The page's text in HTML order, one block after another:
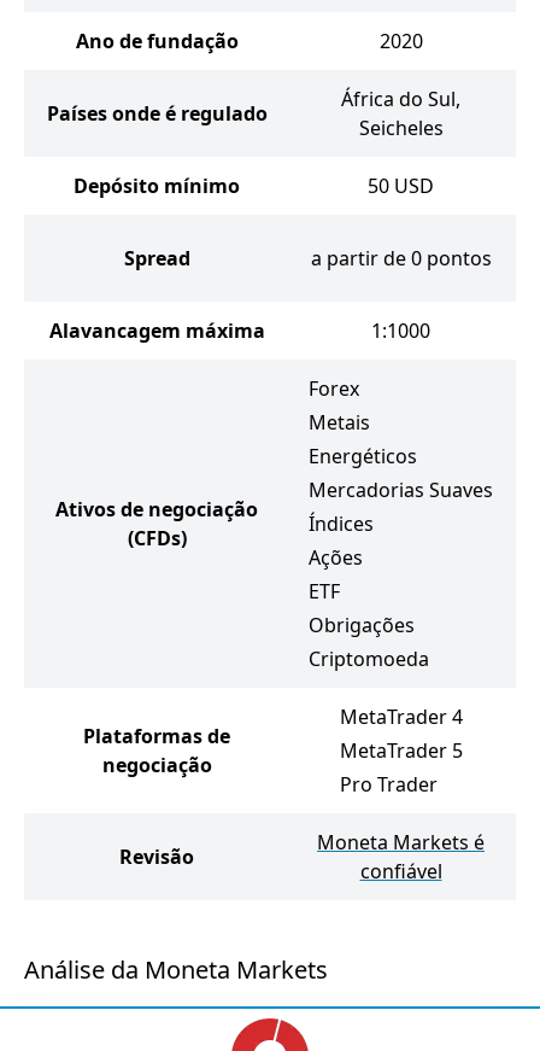
Ano de fundação 2020
Países onde é regulado
África do Sul,
Seicheles
Depósito mínimo 50 USD
Spread a partir de 0 pontos
Alavancagem máxima 1:1000
Ativos de negociação
(CFDs)
Forex
Metais
Energéticos
Mercadorias Suaves
Índices
Ações
ETF
Obrigações
Criptomoeda
Plataformas de
negociação
MetaTrader 4
MetaTrader 5
Pro Trader
Revisão
Moneta Markets é
confiável
Análise da Moneta Markets